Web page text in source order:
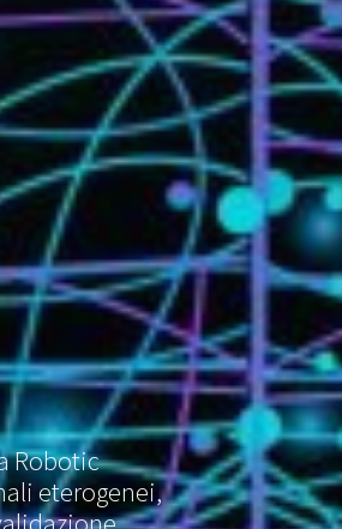
Robotic
eterogenei,